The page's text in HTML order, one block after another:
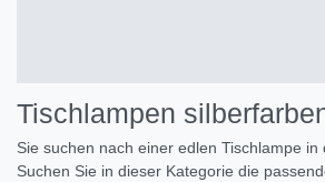
Tischlampen
Sie suchen nach einer edlen Tischlampe
Suchen Sie in dieser Kategorie die